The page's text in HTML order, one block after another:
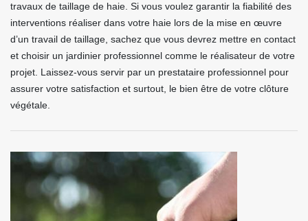
travaux de taillage de haie. Si vous voulez garantir la fiabilité des
interventions réaliser dans votre haie lors de la mise en œuvre
d’un travail de taillage, sachez que vous devrez mettre en contact
et choisir un jardinier professionnel comme le réalisateur de votre
projet. Laissez-vous servir par un prestataire professionnel pour
assurer votre satisfaction et surtout, le bien être de votre clôture
végétale.